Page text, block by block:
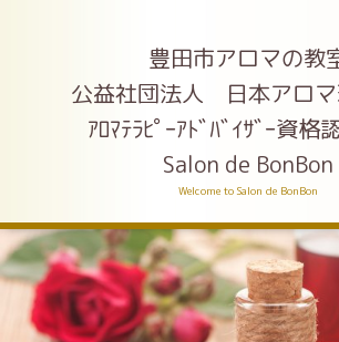
豊田市アロマの教
公益社団法人 日本アロ
ｱﾛﾏﾃﾗﾋﾟｰｱﾄﾞﾊﾞｲｻﾞｰ資格
Salon de BonBon
Welcome to Salon de BonBon